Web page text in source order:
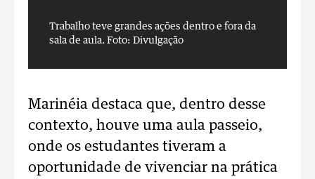
Trabalho teve grandes ações dentro e fora da
sala de aula. Foto: Divulgação
Marinéia destaca que, dentro desse
contexto, houve uma aula passeio,
onde os estudantes tiveram a
oportunidade de vivenciar na prática